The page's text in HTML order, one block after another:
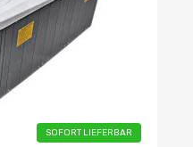
SOFORT LIEFERBAR